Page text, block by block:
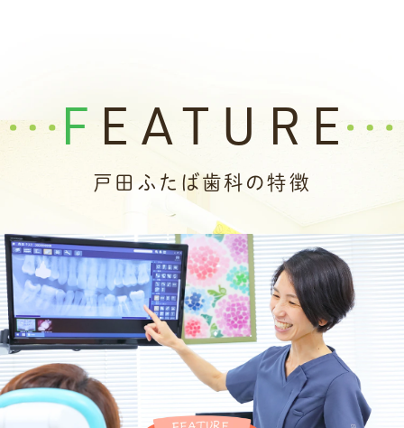
くお願いいたします。
いつもご来院いただきありがとうございま
す。
年末年始の休診日についてのご案内です。
休診日は以下の通りです。
12月28日(日)～1月4日(日)
1月5日(月)より通常診療いたします。
ご不便をおかけしますが、よろしくお願いい
FEATURE
戸田ふたば歯科の特徴